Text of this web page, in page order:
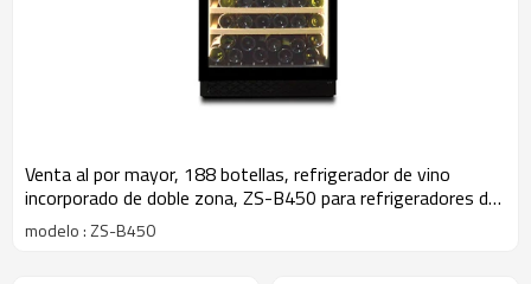
Venta al por mayor, 188 botellas, refrigerador de vino
incorporado de doble zona, ZS-B450 para refrigeradores de
almacenamiento de vino con puerta de vidrio negra
completa
modelo : ZS-B450